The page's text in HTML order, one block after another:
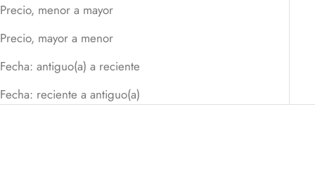
Precio, menor a mayor
Precio, mayor a menor
Fecha: antiguo(a) a reciente
Fecha: reciente a antiguo(a)